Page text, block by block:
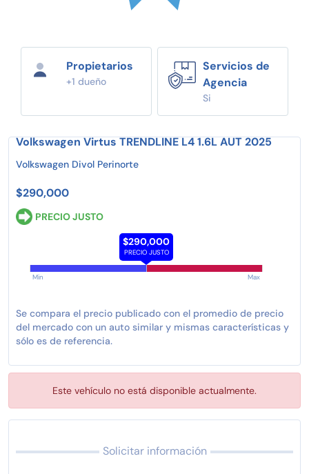
Propietarios
+1 dueño
Servicios de
Agencia
Si
Volkswagen Virtus TRENDLINE L4 1.6L AUT 2025
Volkswagen Divol Perinorte
$290,000
PRECIO JUSTO
$290,000
PRECIO JUSTO
Min Max
Se compara el precio publicado con el promedio de precio
del mercado con un auto similar y mismas características y
sólo es de referencia.
Este vehículo no está disponible actualmente.
Solicitar información